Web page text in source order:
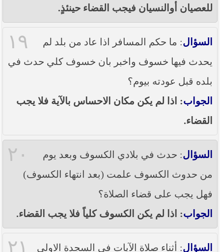
للعصيان أوالنسيان فيجب القضاء حينئذٍ.
١٩ السؤال: ما حكم المسافر اذا عاد من بلد لم
يحدث فيها خسوف واخبر بان خسوف كلي حدث في
بلده قبل عودته بيوم؟
الجواب: اذا لم يكن مكان الاحساس بالآية فلا يجب
القضاء.
٢٠ السؤال: حدث في بلادي الكسوف وبعد يوم
من حدوث الكسوف علمت (بعد انتهاء الكسوف)
فهل يجب على قضاء الصلاة؟
الجواب: اذا لم يكن الكسوف كلياً فلا يجب القضاء.
٢١ السؤال: أثناء صلاة الآيات في السجدة الاولى